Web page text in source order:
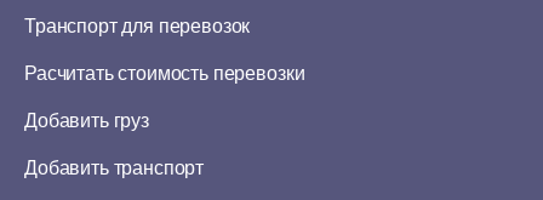
Транспорт для перевозок
Расчитать стоимость перевозки
Добавить груз
Добавить транспорт